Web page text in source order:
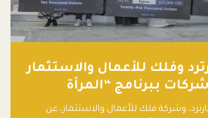
وفلك للأعمال والاستثمار
يعلنان فوز 3 شركات ببرنامج “المرأة
وشركة فلك للأعمال والاستثمار، عن